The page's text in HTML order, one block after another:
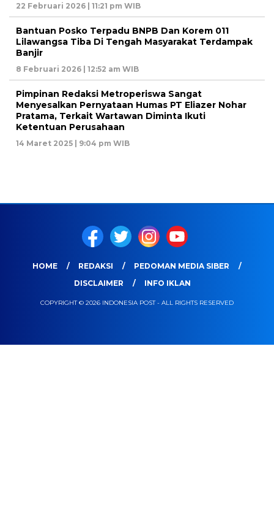
22 Februari 2026 | 11:21 pm WIB
Bantuan Posko Terpadu BNPB Dan Korem 011
Lilawangsa Tiba Di Tengah Masyarakat Terdampak
Banjir
8 Februari 2026 | 12:52 am WIB
Pimpinan Redaksi Metroperiswa Sangat
Menyesalkan Pernyataan Humas PT Eliazer Nohar
Pratama, Terkait Wartawan Diminta Ikuti
Ketentuan Perusahaan
14 Maret 2025 | 9:04 pm WIB
HOME REDAKSI
PEDOMAN MEDIA SIBER
DISCLAIMER
INFO IKLAN
COPYRIGHT © 2026 INDONESIA POST - ALL RIGHTS RESERVED